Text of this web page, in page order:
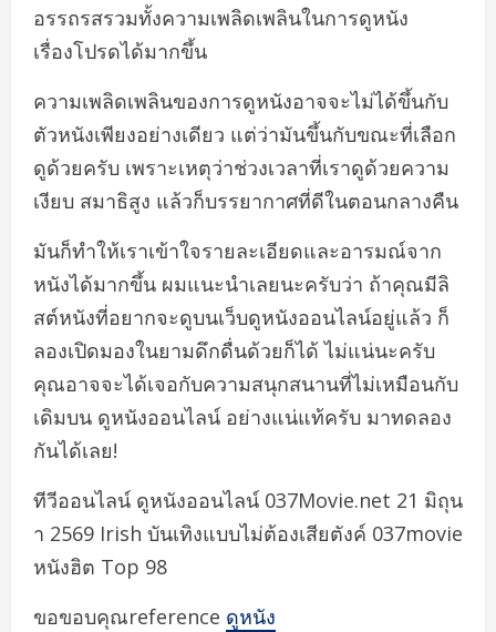
อรรถรสรวมทั้งความเพลิดเพลินในการดูหนัง
เรื่องโปรดได้มากขึ้น
ความเพลิดเพลินของการดูหนังอาจจะไม่ได้ขึ้นกับ
ตัวหนังเพียงอย่างเดียว แต่ว่ามันขึ้นกับขณะที่เลือก
ดูด้วยครับ เพราะเหตุว่าช่วงเวลาที่เราดูด้วยความ
เงียบ สมาธิสูง แล้วก็บรรยากาศที่ดีในตอนกลางคืน
มันก็ทำให้เราเข้าใจรายละเอียดและอารมณ์จาก
หนังได้มากขึ้น ผมแนะนำเลยนะครับว่า ถ้าคุณมีลิ
สต์หนังที่อยากจะดูบนเว็บดูหนังออนไลน์อยู่แล้ว ก็
ลองเปิดมองในยามดึกดื่นด้วยก็ได้ ไม่แน่นะครับ
คุณอาจจะได้เจอกับความสนุกสนานที่ไม่เหมือนกับ
เดิมบน ดูหนังออนไลน์ อย่างแน่แท้ครับ มาทดลอง
กันได้เลย!
ทีวีออนไลน์ ดูหนังออนไลน์ 037Movie.net 21 มิถุน
า 2569 Irish บันเทิงแบบไม่ต้องเสียตังค์ 037movie
หนังฮิต Top 98
ขอขอบคุณreference ดูหนัง